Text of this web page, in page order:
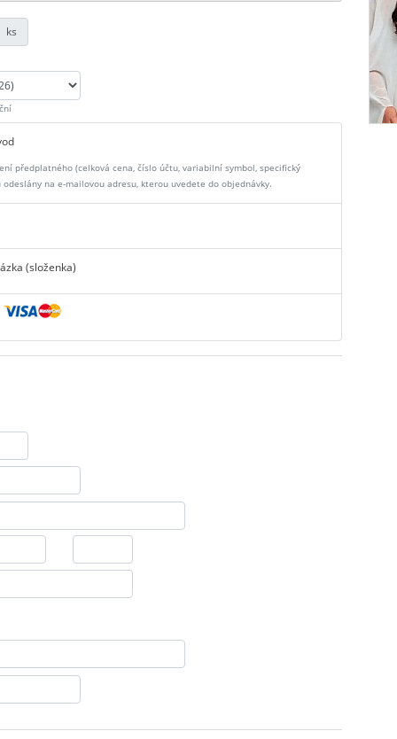
ks
předplatného (celková cena, číslo účtu, variabilní symbol, specifický
odeslány na e-mailovou adresu, kterou uvedete do objednávky.
(složenka)